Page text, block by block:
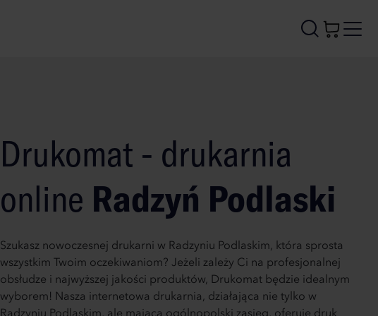
Drukomat - drukarnia
online Radzyń Podlaski
Szukasz nowoczesnej drukarni w Radzyniu Podlaskim, która sprosta
wszystkim Twoim oczekiwaniom? Jeżeli zależy Ci na profesjonalnej
obsłudze i najwyższej jakości produktów, Drukomat będzie idealnym
wyborem! Nasza internetowa drukarnia, działająca nie tylko w